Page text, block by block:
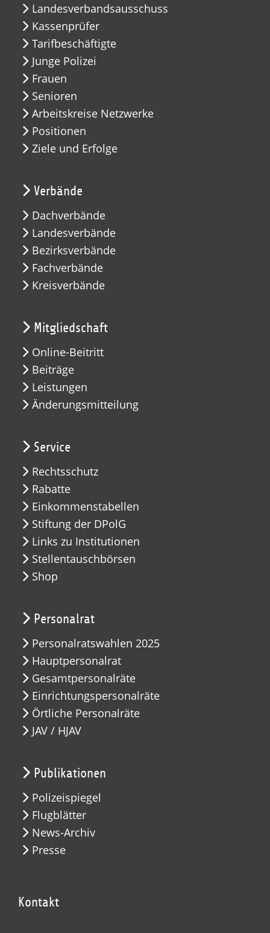
Landesverbandsausschuss
Kassenprüfer
Tarifbeschäftigte
Junge Polizei
Frauen
Senioren
Arbeitskreise Netzwerke
Positionen
Ziele und Erfolge
Verbände
Dachverbände
Landesverbände
Bezirksverbände
Fachverbände
Kreisverbände
Mitgliedschaft
Online-Beitritt
Beiträge
Leistungen
Änderungsmitteilung
Service
Rechtsschutz
Rabatte
Einkommenstabellen
Stiftung der DPolG
Links zu Institutionen
Stellentauschbörsen
Shop
Personalrat
Personalratswahlen 2025
Hauptpersonalrat
Gesamtpersonalräte
Einrichtungspersonalräte
Örtliche Personalräte
JAV / HJAV
Publikationen
Polizeispiegel
Flugblätter
News-Archiv
Presse
Kontakt